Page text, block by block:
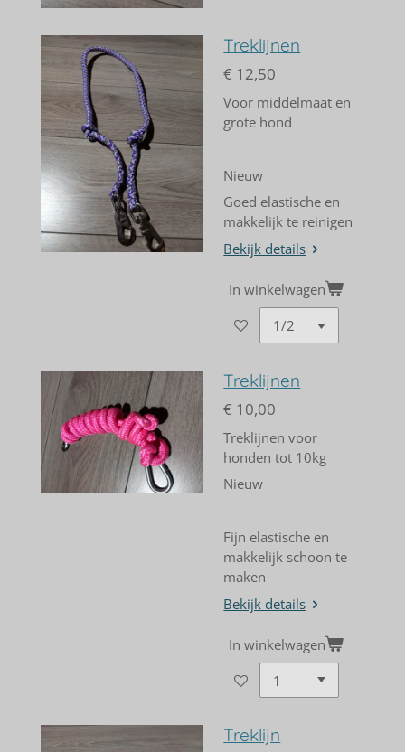
Treklijnen
€ 12,50
Voor middelmaat en
grote hond
Nieuw
Goed elastische en
makkelijk te reinigen
Bekijk details
In winkelwagen
Treklijnen
€ 10,00
Treklijnen voor
honden tot 10kg
Nieuw
Fijn elastische en
makkelijk schoon te
maken
Bekijk details
In winkelwagen
Treklijn